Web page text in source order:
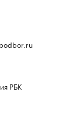
РБК